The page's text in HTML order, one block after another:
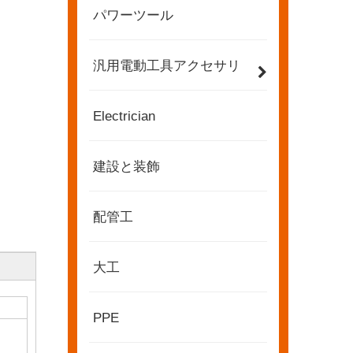
パワーツール
汎用電動工具アクセサリ
Electrician
建設と装飾
配管工
大工
PPE